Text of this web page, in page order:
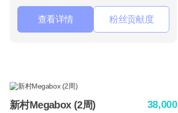
查看详情 粉丝贡献度
新村Megabox (2周) 38,000